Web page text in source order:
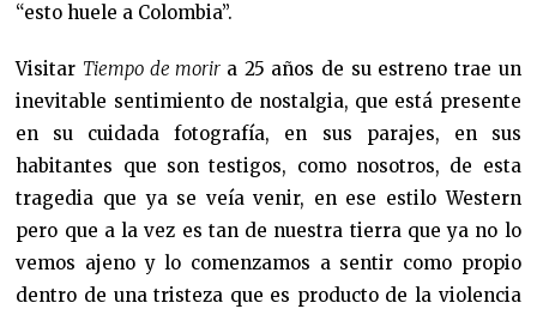
“esto huele a Colombia”.
Visitar Tiempo de morir a 25 años de su estreno trae un
inevitable sentimiento de nostalgia, que está presente
en su cuidada fotografía, en sus parajes, en sus
habitantes que son testigos, como nosotros, de esta
tragedia que ya se veía venir, en ese estilo Western
pero que a la vez es tan de nuestra tierra que ya no lo
vemos ajeno y lo comenzamos a sentir como propio
dentro de una tristeza que es producto de la violencia